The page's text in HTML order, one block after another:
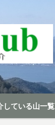
している山一覧